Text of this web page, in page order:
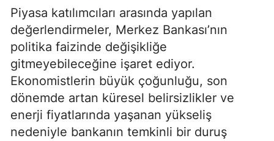
Piyasa katılımcıları arasında yapılan
değerlendirmeler, Merkez Bankası’nın
politika faizinde değişikliğe
gitmeyebileceğine işaret ediyor.
Ekonomistlerin büyük çoğunluğu, son
dönemde artan küresel belirsizlikler ve
enerji fiyatlarında yaşanan yükseliş
nedeniyle bankanın temkinli bir duruş